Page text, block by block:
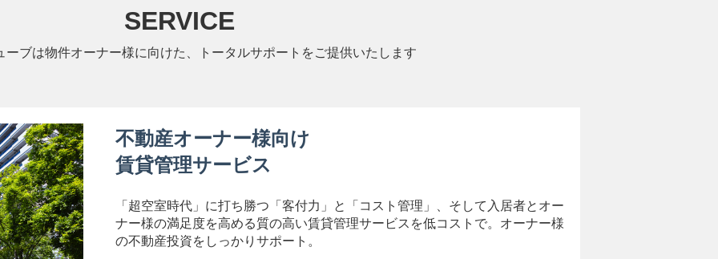
SERVICE
ーブは物件オーナー様に向けた、トータルサポートをご提供いたします
不動産オーナー様向け
賃貸管理サービス
「超空室時代」に打ち勝つ「客付力」と「コスト管理」、そして入居者とオー
ナー様の満足度を高める質の高い賃貸管理サービスを低コストで。オーナー様
の不動産投資をしっかりサポート。